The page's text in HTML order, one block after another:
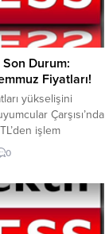
Son Durum:
Fiyatları!
yükselişini
Çarşısı’nda
işlem
ve vatandaşlar
yakından takip
Çarşısı’nda
Cumhuriyet altını
altın ise 10 bin
0